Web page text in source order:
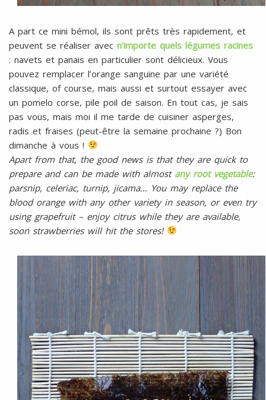
A part ce mini bémol, ils sont prêts très rapidement, et
peuvent se réaliser avec n’importe quels légumes racines
: navets et panais en particulier sont délicieux. Vous
pouvez remplacer l’orange sanguine par une variété
classique, of course, mais aussi et surtout essayer avec
un pomelo corse, pile poil de saison. En tout cas, je sais
pas vous, mais moi il me tarde de cuisiner asperges,
radis et fraises (peut-être la semaine prochaine ?) Bon
dimanche à vous !
Apart from that, the good news is that they are quick to
prepare and can be made with almost any root vegetable:
parsnip, celeriac, turnip, jicama… You may replace the
blood orange with any other variety in season, or even try
using grapefruit – enjoy citrus while they are available,
soon strawberries will hit the stores!